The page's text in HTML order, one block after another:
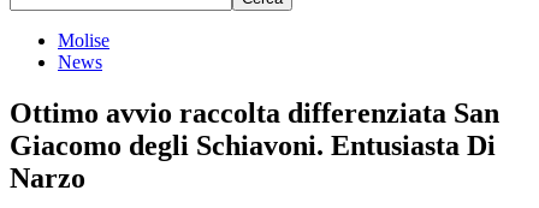
Molise
News
Ottimo avvio raccolta differenziata San
Giacomo degli Schiavoni. Entusiasta Di
Narzo